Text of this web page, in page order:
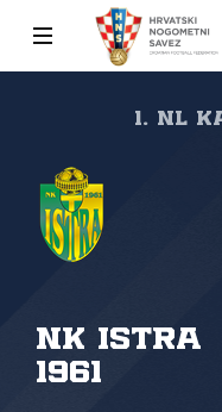
1. NL
NK Istra
1961